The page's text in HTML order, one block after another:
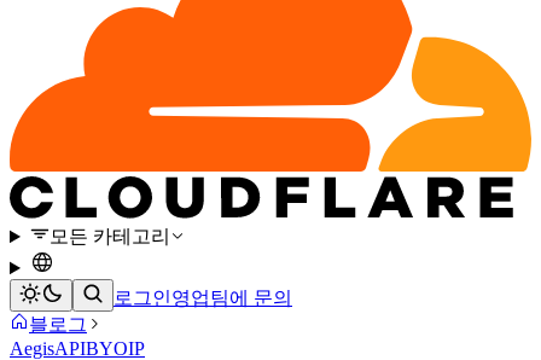
모든 카테고리
로그인영업팀에 문의
블로그
AegisAPIBYOIP